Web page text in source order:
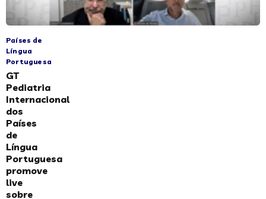
Países de
Língua
Portuguesa
GT
Pediatria
Internacional
dos
Países
de
Língua
Portuguesa
promove
live
sobre